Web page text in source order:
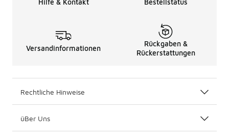
Hilfe & Kontakt Bestellstatus
Versandinformationen
Rückgaben &
Rückerstattungen
Rechtliche Hinweise
üBer Uns